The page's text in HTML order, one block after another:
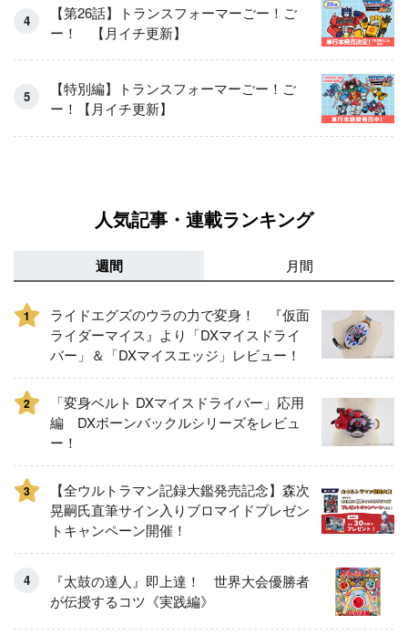
【第26話】トランスフォーマーごー！ご
ー！ 【月イチ更新】
【特別編】トランスフォーマーごー！ご
ー！【月イチ更新】
人気記事・連載ランキング
週間 月間
1
ライドエグズのウラの力で変身！ 『仮面
ライダーマイス』より「DXマイスドライ
バー」＆「DXマイスエッジ」レビュー！
2
「変身ベルト DXマイスドライバー」応用
編 DXボーンバックルシリーズをレビュ
ー！
3
【全ウルトラマン記録大鑑発売記念】森次
晃嗣氏直筆サイン入りブロマイドプレゼン
トキャンペーン開催！
『太鼓の達人』即上達！ 世界大会優勝者
が伝授するコツ《実践編》